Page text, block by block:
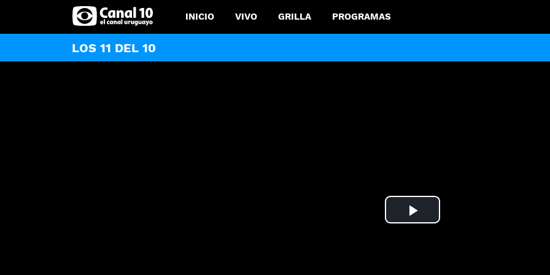
INICIO VIVO GRILLA PROGRAMAS
LOS 11 DEL 10
Play